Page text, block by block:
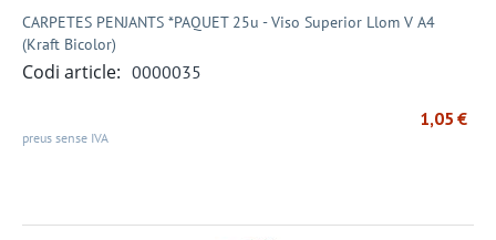
CARPETES PENJANTS *PAQUET 25u - Viso Superior Llom V A4
(Kraft Bicolor)
Codi article: 0000035
1,05 €
preus sense IVA